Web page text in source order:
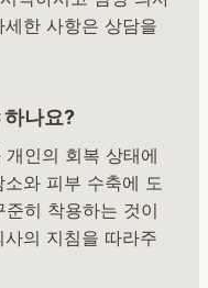
한 사항은 상담을
하나요?
인의 회복 상태에
와 피부 수축에 도
히 착용하는 것이
의 지침을 따라주